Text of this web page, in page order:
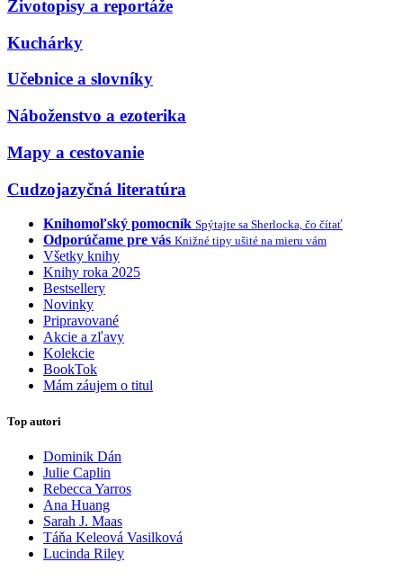
Životopisy a reportáže
Kuchárky
Učebnice a slovníky
Náboženstvo a ezoterika
Mapy a cestovanie
Cudzojazyčná literatúra
Knihomoľský pomocník Spýtajte sa Sherlocka, čo čítať
Odporúčame pre vás Knižné tipy ušité na mieru vám
Všetky knihy
Knihy roka 2025
Bestsellery
Novinky
Pripravované
Akcie a zľavy
Kolekcie
BookTok
Mám záujem o titul
Top autori
Dominik Dán
Julie Caplin
Rebecca Yarros
Ana Huang
Sarah J. Maas
Táňa Keleová Vasilková
Lucinda Riley